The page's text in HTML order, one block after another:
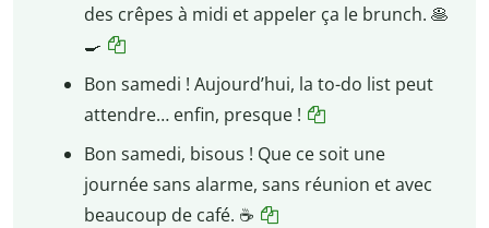
des crêpes à midi et appeler ça le brunch. 🥞
🍳
Bon samedi ! Aujourd’hui, la to-do list peut
attendre… enfin, presque !
Bon samedi, bisous ! Que ce soit une
journée sans alarme, sans réunion et avec
beaucoup de café. ☕️